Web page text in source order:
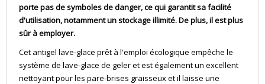
porte pas de symboles de danger, ce qui garantit sa facilité
d'utilisation, notamment un stockage illimité. De plus, il est plus
sûr à employer.
Cet antigel lave-glace prêt à l'emploi écologique empêche le
système de lave-glace de geler et est également un excellent
nettoyant pour les pare-brises graisseux et il laisse une